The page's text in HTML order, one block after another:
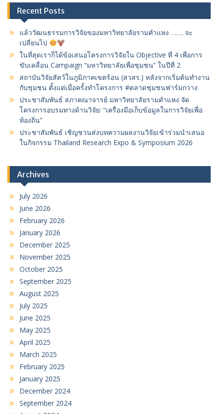
Recent Posts
แล้ววัฒนธรรมการวิจัยของมหาวิทยาลัยรามคำแหง ……. จะ
เปลี่ยนไป
ในที่สุดเราก็ได้ข้อเสนอโครงการวิจัยใน Objective ที่ 4 เพื่อการ
ขับเคลื่อน Campaign “มหาวิทยาลัยเพื่อชุมชน” ในปีที่ 2
สถาบันวิจัยสัตว์ในภูมิภาคเขตร้อน (สวสร.) หลังจากเริ่มต้นทำงาน
กับชุมชน ตั้งแต่เมื่อครั้งทำโครงการ #ตลาดชุมชนฟาร์มกวาง
ประชาสัมพันธ์ สภาคณาจารย์ มหาวิทยาลัยรามคำแหง จัด
โครงการอบรมทางด้านวิจัย: “เครื่องมือเก็บข้อมูลในการวิจัยเพื่อ
ท้องถิ่น”
ประชาสัมพันธ์ เชิญชวนส่งบทความผลงานวิจัยเข้าร่วมนำเสนอ
ในกิจกรรม Thailand Research Expo & Symposium 2026
Archives
July 2026
June 2026
February 2026
January 2026
December 2025
November 2025
October 2025
September 2025
August 2025
July 2025
June 2025
May 2025
April 2025
March 2025
February 2025
January 2025
December 2024
September 2024